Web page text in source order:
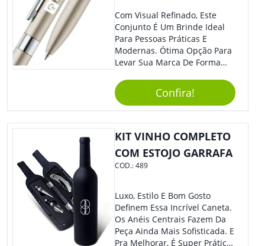
Com Visual Refinado, Este
Conjunto É Um Brinde Ideal
Para Pessoas Práticas E
Modernas. Ótima Opção Para
Levar Sua Marca De Forma
Sua Empresa Em Eventos,
Reuniões Corporativas Ou Até
Mesmo Para Presentear
Colaboradores E Parceiros De
Sua Empresa.
Confira!
KIT VINHO COMPLETO
COM ESTOJO GARRAFA
COD.:489
Luxo, Estilo E Bom Gosto
Definem Essa Incrível Caneta.
Os Anéis Centrais Fazem Da
Peça Ainda Mais Sofisticada. E
Pra Melhorar, É Super Prática